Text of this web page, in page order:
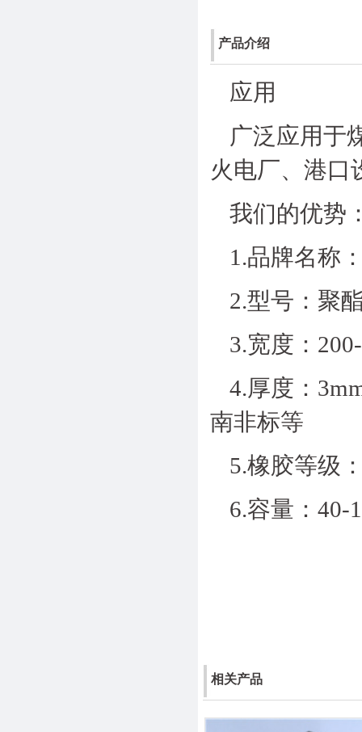
产品介绍
应用
广泛应用于
火电厂、港口
我们的优势
1.品牌名称
2.型号：聚
3.宽度：
4.厚度：
南非标等
5.橡胶等级
6.容量：40-
相关产品